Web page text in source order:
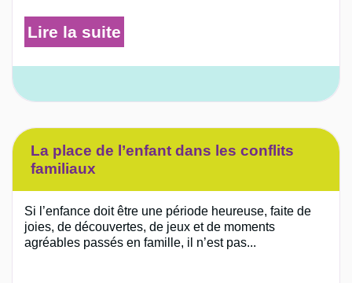
Lire la suite
La place de l’enfant dans les conflits
familiaux
Si l’enfance doit être une période heureuse, faite de
joies, de découvertes, de jeux et de moments
agréables passés en famille, il n’est pas...